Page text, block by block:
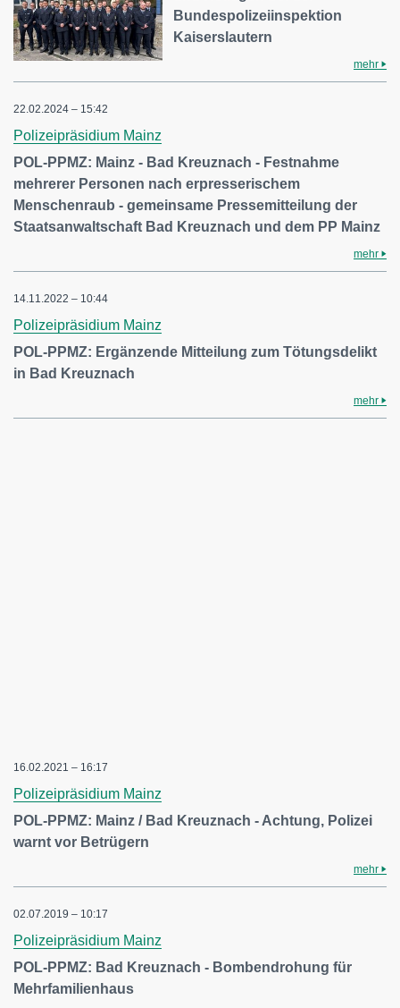
Bundespolizeiinspektion
Kaiserslautern
mehr
22.02.2024 – 15:42
Polizeipräsidium Mainz
POL-PPMZ: Mainz - Bad Kreuznach - Festnahme
mehrerer Personen nach erpresserischem
Menschenraub - gemeinsame Pressemitteilung der
Staatsanwaltschaft Bad Kreuznach und dem PP Mainz
mehr
14.11.2022 – 10:44
Polizeipräsidium Mainz
POL-PPMZ: Ergänzende Mitteilung zum Tötungsdelikt
in Bad Kreuznach
mehr
16.02.2021 – 16:17
Polizeipräsidium Mainz
POL-PPMZ: Mainz / Bad Kreuznach - Achtung, Polizei
warnt vor Betrügern
mehr
02.07.2019 – 10:17
Polizeipräsidium Mainz
POL-PPMZ: Bad Kreuznach - Bombendrohung für
Mehrfamilienhaus